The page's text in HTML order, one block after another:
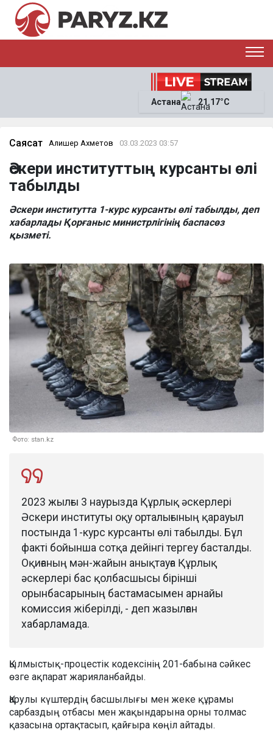
САЙЛАУ-2026
News
Астана 21.17°C
Саясат Алишер Ахметов 03.03.2023 03:57
Әскери институттың курсанты өлі
табылды
Әскери институтта 1-курс курсанты өлі табылды, деп
хабарлады Қорғаныс министрлігінің баспасөз
қызметі.
Фото: stan.kz
2023 жылғы 3 наурызда Құрлық әскерлері
Әскери институты оқу орталығының қарауыл
постында 1-курс курсанты өлі табылды. Бұл
факті бойынша сотқа дейінгі тергеу басталды.
Оқиғаның мән-жайын анықтауға Құрлық
әскерлері бас қолбасшысы бірінші
орынбасарының бастамасымен арнайы
комиссия жіберілді, - деп жазылған
хабарламада.
Қылмыстық-процестік кодексінің 201-бабына сәйкес
өзге ақпарат жарияланбайды.
Қарулы күштердің басшылығы мен жеке құрамы
сарбаздың отбасы мен жақындарына орны толмас
қазасына ортақтасып, қайғыра көңіл айтады.